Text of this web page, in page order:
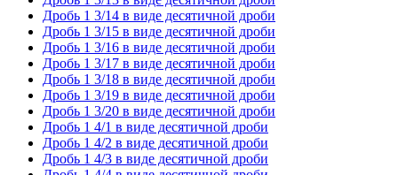
Дробь 1 3/14 в виде десятичной дроби
Дробь 1 3/15 в виде десятичной дроби
Дробь 1 3/16 в виде десятичной дроби
Дробь 1 3/17 в виде десятичной дроби
Дробь 1 3/18 в виде десятичной дроби
Дробь 1 3/19 в виде десятичной дроби
Дробь 1 3/20 в виде десятичной дроби
Дробь 1 4/1 в виде десятичной дроби
Дробь 1 4/2 в виде десятичной дроби
Дробь 1 4/3 в виде десятичной дроби